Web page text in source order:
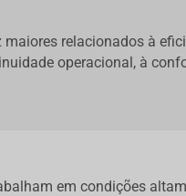
relacionados à
operacional, à
em condições